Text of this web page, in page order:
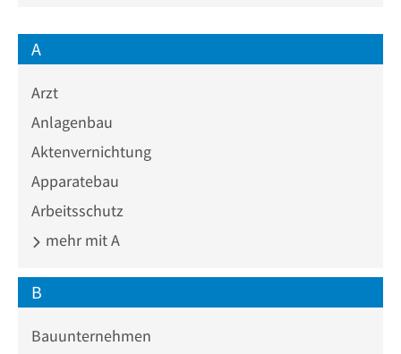
A
Arzt
Anlagenbau
Aktenvernichtung
Apparatebau
Arbeitsschutz
mehr mit A
B
Bauunternehmen